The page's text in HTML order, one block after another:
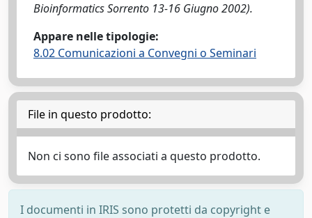
Bioinformatics Sorrento 13-16 Giugno 2002).
Appare nelle tipologie:
8.02 Comunicazioni a Convegni o Seminari
File in questo prodotto:
Non ci sono file associati a questo prodotto.
I documenti in IRIS sono protetti da copyright e